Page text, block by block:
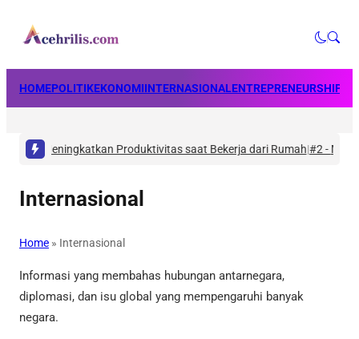
HOMEPOLITIKEKONOMIINTERNASIONALENTREPRENEURSHIP
dan Meningkatkan Produktivitas saat Bekerja dari Rumah|#2 -
Internasional
Home » Internasional
Informasi yang membahas hubungan antarnegara,
diplomasi, dan isu global yang mempengaruhi banyak
negara.